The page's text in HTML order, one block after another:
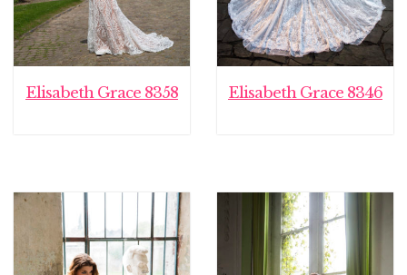
Elisabeth Grace 8358 Elisabeth Grace 8346